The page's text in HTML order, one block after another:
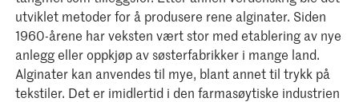
utviklet metoder for å produsere rene alginater. Siden
1960-årene har veksten vært stor med etablering av nye
anlegg eller oppkjøp av søsterfabrikker i mange land.
Alginater kan anvendes til mye, blant annet til trykk på
tekstiler. Det er imidlertid i den farmasøytiske industrien